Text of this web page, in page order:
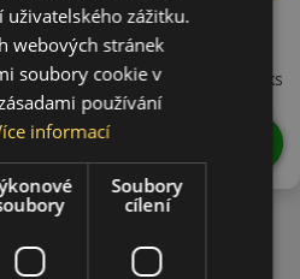
/ks
uživatelského zážitku.
webových stránek
soubory cookie v
používání
informací
Soubory
cílení